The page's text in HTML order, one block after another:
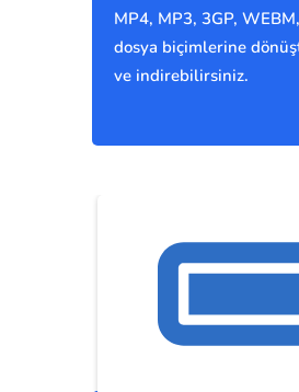
MP4, MP3, 3GP,
dosya biçimlerine
ve indirebilirsiniz.